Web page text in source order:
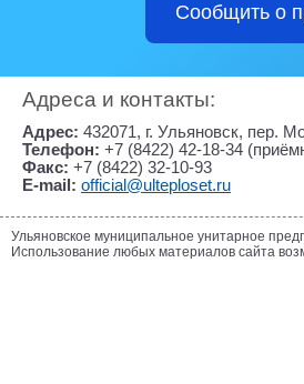
Сообщить о
Адреса и контакты:
Адрес: 432071, г. Ульяновск, пер.
Телефон: +7 (8422) 42-18-34
Факс: +7 (8422) 32-10-93
E-mail: official@ulteploset.ru
Ульяновское муниципальное унитарное
Использование любых материалов сайта